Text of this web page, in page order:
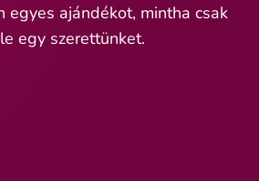
egyes ajándékot, mintha csak
egy szerettünket.